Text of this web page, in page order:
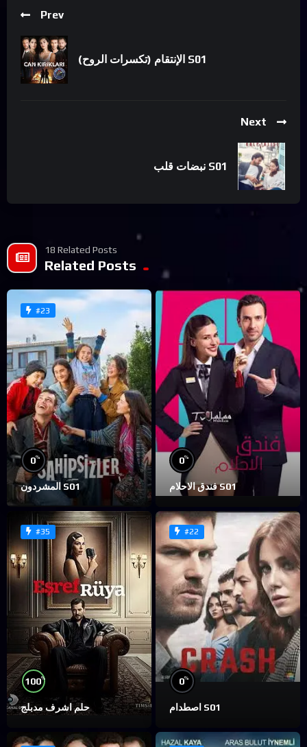
Prev
الإنتقام (تكسرات الروح) S01
Next
نبضات قلب S01
18 Related Posts
Related Posts
#23
0%
المشردون S01
0%
فندق الاحلام S01
#35
100%
حلم اشرف مدبلج
#22
0%
اصطدام S01